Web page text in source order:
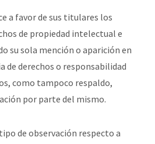
a favor de sus titulares los
de propiedad intelectual e
su sola mención o aparición en
de derechos o responsabilidad
como tampoco respaldo,
por parte del mismo.
de observación respecto a